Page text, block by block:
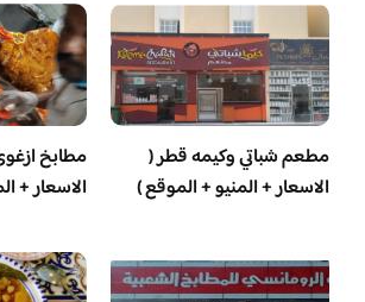
مطعم شباتي وكيمه قطر (
الاسعار + المنيو + الموقع )
مطابخ
الاسعار +